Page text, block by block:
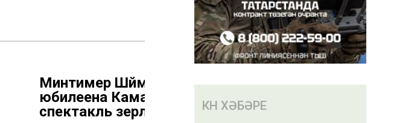
Минтимер Шәймиевның
юбилеена Камал театры
спектакль әзерли
КӨН ХӘБӘРЕ